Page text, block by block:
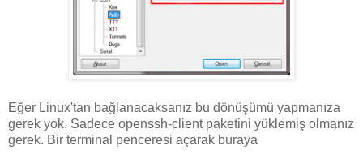
Eğer Linux'tan bağlanacaksanız bu dönüşümü yapmanıza
gerek yok. Sadece openssh-client paketini yüklemiş olmanız
gerek. Bir terminal penceresi açarak buraya